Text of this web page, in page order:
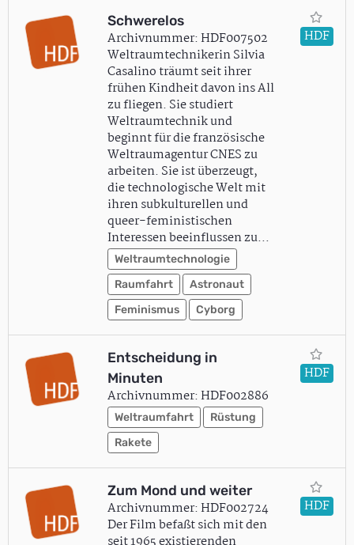
Schwerelos
Archivnummer: HDF007502
Weltraumtechnikerin Silvia
Casalino träumt seit ihrer
frühen Kindheit davon ins All
zu fliegen. Sie studiert
Weltraumtechnik und
beginnt für die französische
Weltraumagentur CNES zu
arbeiten. Sie ist überzeugt,
die technologische Welt mit
ihren subkulturellen und
queer-feministischen
Interessen beeinflussen zu…
Weltraumtechnologie
Raumfahrt
Astronaut
Feminismus
Cyborg
HDF
Entscheidung in
Minuten
Archivnummer: HDF002886
Weltraumfahrt
Rüstung
Rakete
HDF
Zum Mond und weiter
Archivnummer: HDF002724
Der Film befaßt sich mit den
HDF